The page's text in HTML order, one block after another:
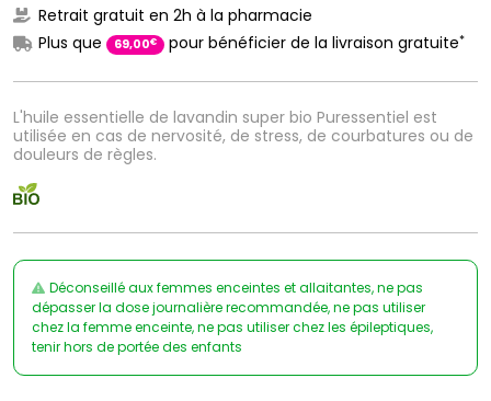
L'huile essentielle de lavandin super bio Puressentiel est
utilisée en cas de nervosité, de stress, de courbatures ou de
douleurs de règles.
Retrait gratuit en 2h à la pharmacie
Plus que
69,00€ pour bénéficier de la livraison gratuite*
Déconseillé aux femmes enceintes et allaitantes, ne pas
dépasser la dose journalière recommandée, ne pas utiliser
chez la femme enceinte, ne pas utiliser chez les épileptiques,
tenir hors de portée des enfants